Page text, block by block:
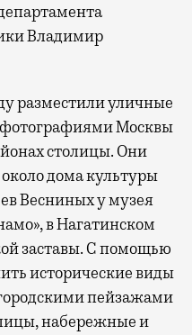
Владимир
разместили уличные
Москвы
столицы. Они
дома культуры
Весниных у музея
в Нагатинском
заставы. С помощью
исторические виды
пейзажами
набережные и